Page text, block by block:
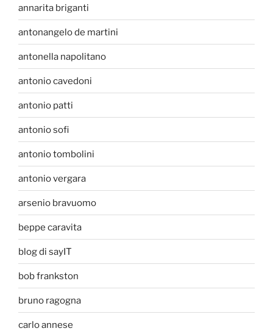
annarita briganti
antonangelo de martini
antonella napolitano
antonio cavedoni
antonio patti
antonio sofi
antonio tombolini
antonio vergara
arsenio bravuomo
beppe caravita
blog di sayIT
bob frankston
bruno ragogna
carlo annese